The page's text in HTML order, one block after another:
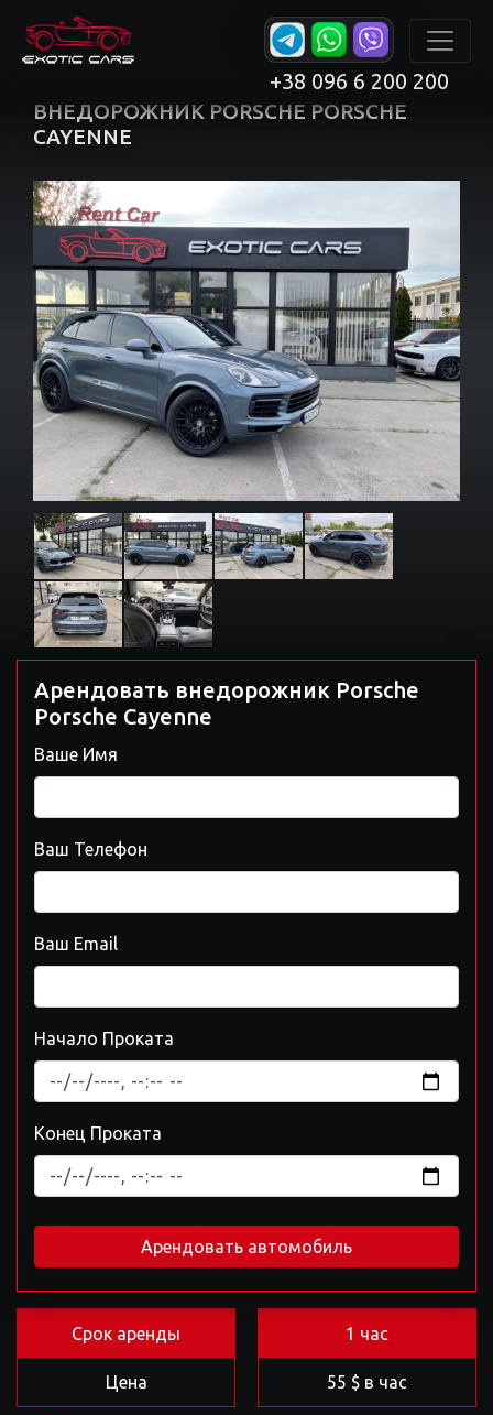
+38 096 6 200 200
ВНЕДОРОЖНИК PORSCHE PORSCHE
CAYENNE
Арендовать внедорожник Porsche
Porsche Cayenne
Ваше Имя
Ваш Телефон
Ваш Email
Начало Проката
Конец Проката
Арендовать автомобиль
Срок аренды
Цена
1 час
55 $ в час